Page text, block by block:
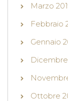
Marzo
Febbraio
Gennaio
Ottobre